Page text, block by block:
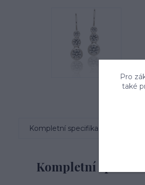
Kompletní specifikace
Kompletní
Pro
také